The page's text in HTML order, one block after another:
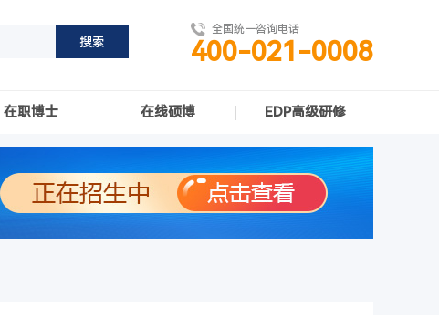
全国统一咨询电话
400-021-0008
在职博士 在线硕博 EDP高级研修